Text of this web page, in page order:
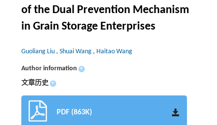
of the Dual Prevention Mechanism
in Grain Storage Enterprises
Guoliang Liu , Shuai Wang , Haitao Wang
Author information +
文章历史 +
PDF (863K)